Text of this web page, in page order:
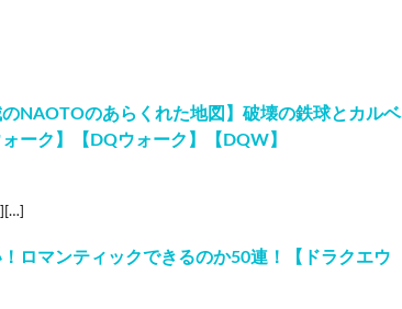
NAOTOのあらくれた地図】破壊の鉄球とカルベ
ーク】【DQウォーク】【DQW】
ロマンティックできるのか50連！【ドラクエウ